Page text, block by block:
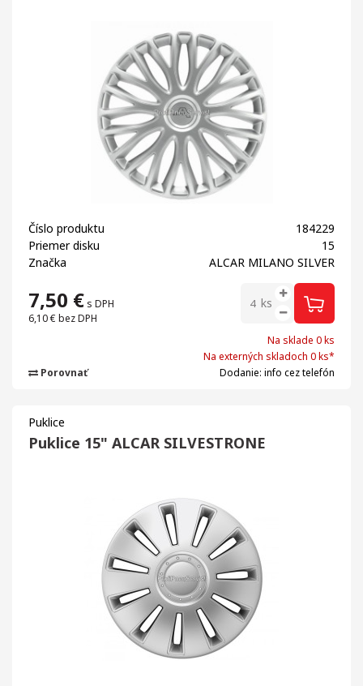
Číslo produktu
184229
Priemer disku
15
Značka
ALCAR MILANO SILVER
7,50 € s DPH
6,10 € bez DPH
ks
Na sklade 0 ks
Na externých skladoch 0 ks*
Dodanie: info cez telefón
Porovnať
Puklice
Puklice 15" ALCAR SILVESTRONE